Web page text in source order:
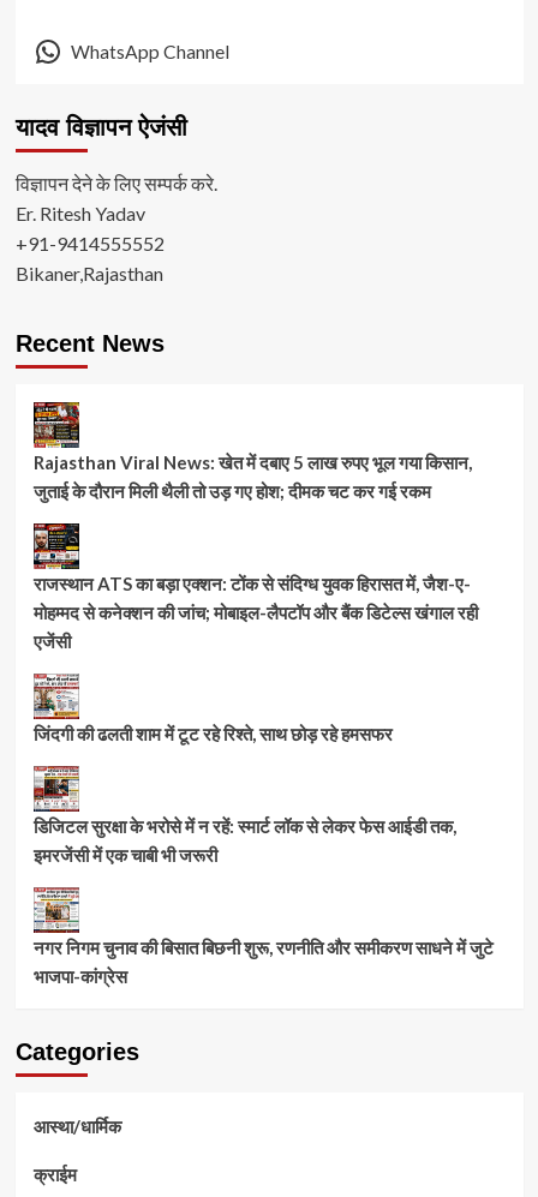
WhatsApp Channel
यादव विज्ञापन ऐजंसी
विज्ञापन देने के लिए सम्पर्क करे.
Er. Ritesh Yadav
+91-9414555552
Bikaner,Rajasthan
Recent News
Rajasthan Viral News: खेत में दबाए 5 लाख रुपए भूल गया किसान,
जुताई के दौरान मिली थैली तो उड़ गए होश; दीमक चट कर गई रकम
राजस्थान ATS का बड़ा एक्शन: टोंक से संदिग्ध युवक हिरासत में, जैश-ए-
मोहम्मद से कनेक्शन की जांच; मोबाइल-लैपटॉप और बैंक डिटेल्स खंगाल रही
एजेंसी
जिंदगी की ढलती शाम में टूट रहे रिश्ते, साथ छोड़ रहे हमसफर
डिजिटल सुरक्षा के भरोसे में न रहें: स्मार्ट लॉक से लेकर फेस आईडी तक,
इमरजेंसी में एक चाबी भी जरूरी
नगर निगम चुनाव की बिसात बिछनी शुरू, रणनीति और समीकरण साधने में जुटे
भाजपा-कांग्रेस
Categories
आस्था/धार्मिक
क्राईम